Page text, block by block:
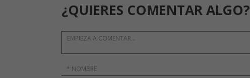
¿QUIERES COMENTAR ALGO?